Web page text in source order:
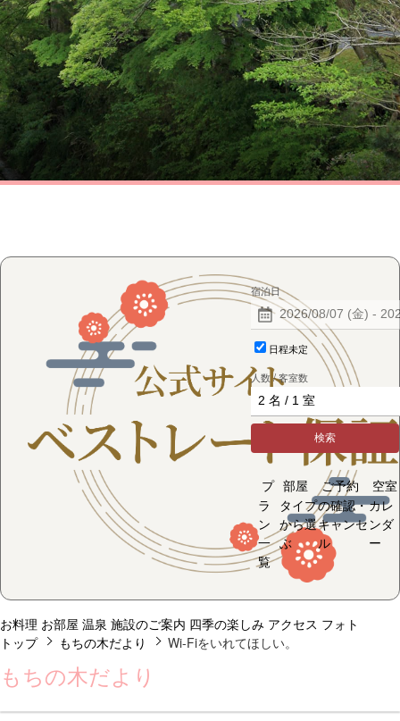
宿泊日
日程未定
人数 / 客室数
検索
プ
ラ
ン
一
覧
部屋
タイプ
から選
ぶ
ご予約
の確認・
キャンセ
ル
空室
カレ
ンダ
ー
お料理 お部屋 温泉 施設のご案内 四季の楽しみ アクセス フォト
トップ
もちの木だより Wi-Fiをいれてほしい。
もちの木だより